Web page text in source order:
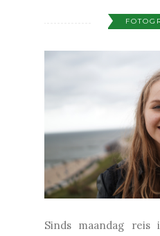
Sinds maandag reis